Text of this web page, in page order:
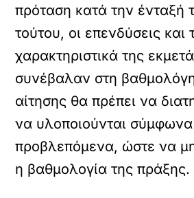
πρόταση κατά την ένταξή
τούτου, οι επενδύσεις και
χαρακτηριστικά της
συνέβαλαν στη
αίτησης θα πρέπει να
να υλοποιούνται
προβλεπόμενα, ώστε να
η βαθμολογία της πράξης.